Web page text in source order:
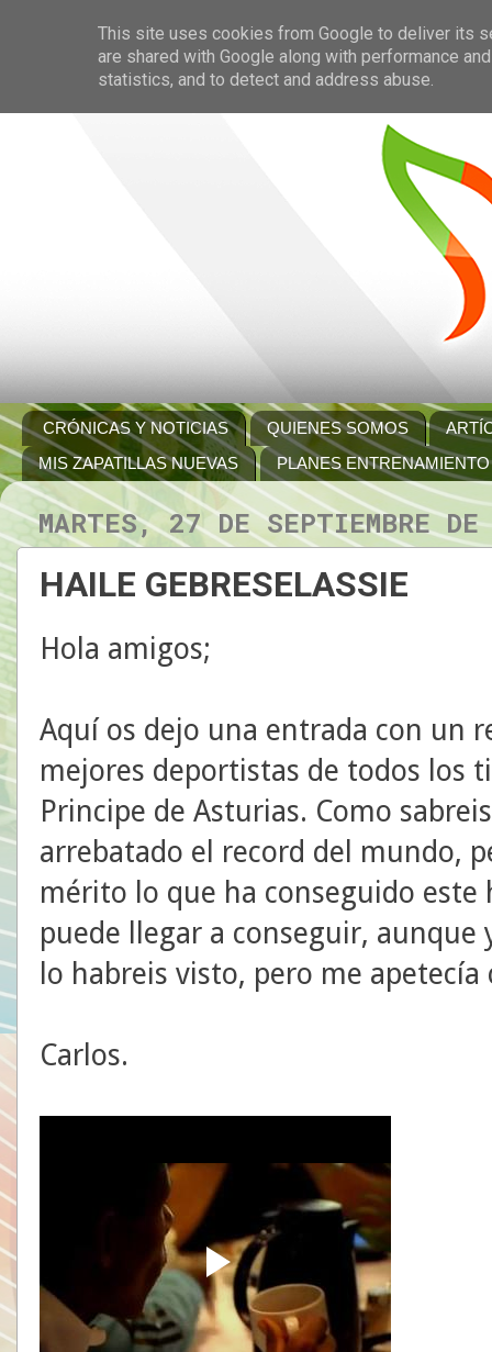
CRÓNICAS Y NOTICIAS QUIENES SOMOS
MIS ZAPATILLAS NUEVAS
PLANES ENTRENAMIENTO
MARTES, 27 DE SEPTIEMBRE
HAILE GEBRESELASSIE
Hola amigos;
Aquí os dejo una entrada con un
mejores deportistas de todos los
Principe de Asturias. Como
arrebatado el record del mundo,
mérito lo que ha conseguido
puede llegar a conseguir,
lo habreis visto, pero me apetecía
Carlos.
This site uses cookies from Google to deliver its
are shared with Google along with performance
statistics, and to detect and address abuse.